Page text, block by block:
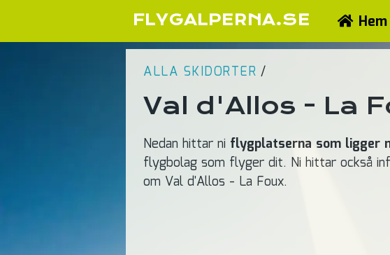
FLYGALPERNA.SE Hem
ALLA SKIDORTER /
Val d'Allos - La
Nedan hittar ni flygplatserna som ligger
flygbolag som flyger dit. Ni hittar också
om Val d'Allos - La Foux.